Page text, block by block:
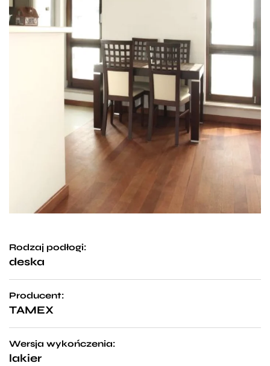
Rodzaj podłogi:
deska
Producent:
TAMEX
Wersja wykończenia:
lakier